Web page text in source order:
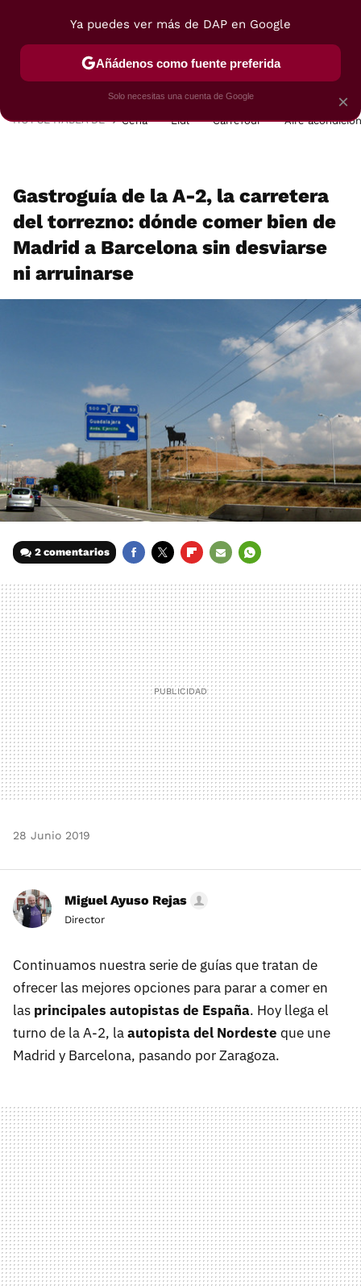
POSTRES VIAJES SELECCIÓN VEGUI
HOY SE HABLA DE Cena Lidl Carrefour Aire
Gastroguía de la A-2, la carretera
del torrezno: dónde comer bien de
Madrid a Barcelona sin desviarse
ni arruinarse
2 comentarios
MAIL
28 Junio 2019
Miguel Ayuso Rejas
Director
Continuamos nuestra serie de guías que tratan de
ofrecer las mejores opciones para parar a comer en
las principales autopistas de España. Hoy llega el
turno de la A-2, laautopista del Nordeste que une
Madrid y Barcelona, pasando por Zaragoza.
×
Ya puedes ver más de DAP en Google
Añádenos como fuente preferida
Solo necesitas una cuenta de Google